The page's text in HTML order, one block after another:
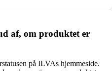
af, om produktet er
på ILVAs hjemmeside.